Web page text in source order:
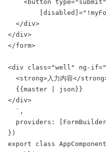
<button
  </div>
</div>
</form>
<div class="well" ng-
<strong>入力内容</
  {{master | json}}
</div>
  `,
providers:
})
export class